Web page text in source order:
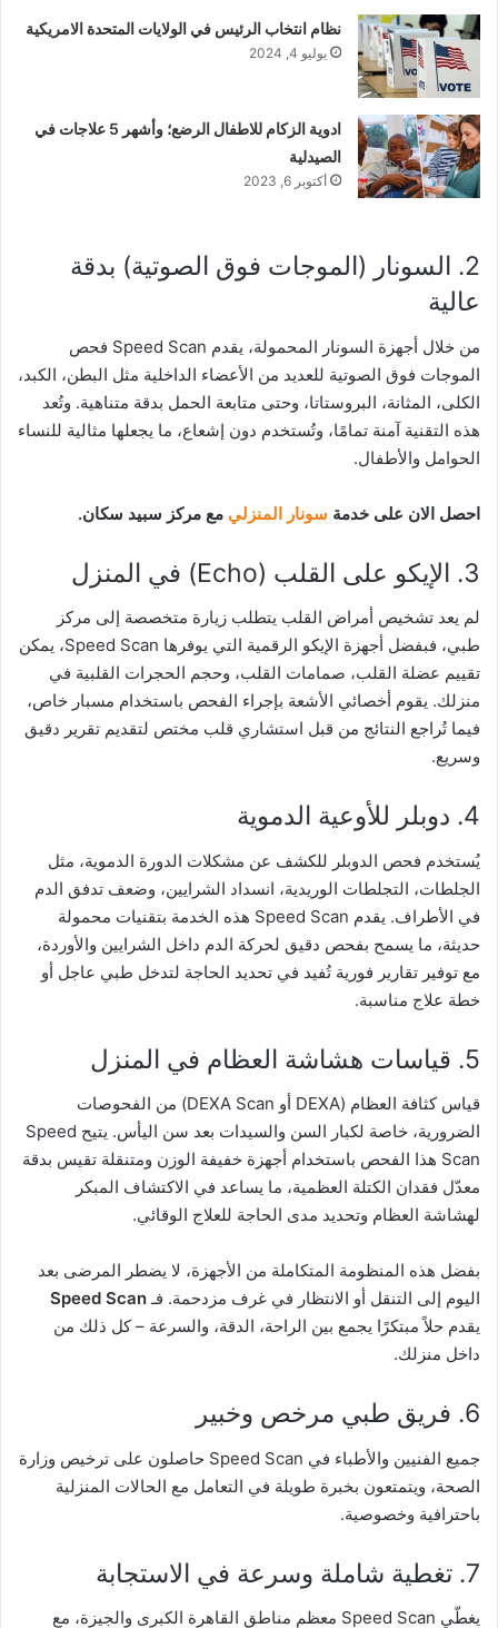
نظام انتخاب الرئيس في الولايات المتحدة الامريكية
يوليو 4, 2024
ادوية الزكام للاطفال الرضع؛ وأشهر 5 علاجات في
الصيدلية
أكتوبر 6, 2023
2. السونار (الموجات فوق الصوتية) بدقة
عالية
من خلال أجهزة السونار المحمولة، يقدم Speed Scan فحص
الموجات فوق الصوتية للعديد من الأعضاء الداخلية مثل البطن، الكبد،
الكلى، المثانة، البروستاتا، وحتى متابعة الحمل بدقة متناهية. وتُعد
هذه التقنية آمنة تمامًا، وتُستخدم دون إشعاع، ما يجعلها مثالية للنساء
الحوامل والأطفال.
احصل الان على خدمة سونار المنزلي مع مركز سبيد سكان.
3. الإيكو على القلب (Echo) في المنزل
لم يعد تشخيص أمراض القلب يتطلب زيارة متخصصة إلى مركز
طبي، فبفضل أجهزة الإيكو الرقمية التي يوفرها Speed Scan، يمكن
تقييم عضلة القلب، صمامات القلب، وحجم الحجرات القلبية في
منزلك. يقوم أخصائي الأشعة بإجراء الفحص باستخدام مسبار خاص،
فيما تُراجع النتائج من قبل استشاري قلب مختص لتقديم تقرير دقيق
وسريع.
4. دوبلر للأوعية الدموية
يُستخدم فحص الدوبلر للكشف عن مشكلات الدورة الدموية، مثل
الجلطات، التجلطات الوريدية، انسداد الشرايين، وضعف تدفق الدم
في الأطراف. يقدم Speed Scan هذه الخدمة بتقنيات محمولة
حديثة، ما يسمح بفحص دقيق لحركة الدم داخل الشرايين والأوردة،
مع توفير تقارير فورية تُفيد في تحديد الحاجة لتدخل طبي عاجل أو
خطة علاج مناسبة.
5. قياسات هشاشة العظام في المنزل
قياس كثافة العظام (DEXA أو DEXA Scan) من الفحوصات
الضرورية، خاصة لكبار السن والسيدات بعد سن اليأس. يتيح Speed
Scan هذا الفحص باستخدام أجهزة خفيفة الوزن ومتنقلة تقيس بدقة
معدّل فقدان الكتلة العظمية، ما يساعد في الاكتشاف المبكر
لهشاشة العظام وتحديد مدى الحاجة للعلاج الوقائي.
بفضل هذه المنظومة المتكاملة من الأجهزة، لا يضطر المرضى بعد
اليوم إلى التنقل أو الانتظار في غرف مزدحمة. فـSpeed Scan
يقدم حلاً مبتكرًا يجمع بين الراحة، الدقة، والسرعة – كل ذلك من
داخل منزلك.
6. فريق طبي مرخص وخبير
جميع الفنيين والأطباء في Speed Scan حاصلون على ترخيص وزارة
الصحة، ويتمتعون بخبرة طويلة في التعامل مع الحالات المنزلية
باحترافية وخصوصية.
7. تغطية شاملة وسرعة في الاستجابة
يغطّي Speed Scan معظم مناطق القاهرة الكبرى والجيزة، مع